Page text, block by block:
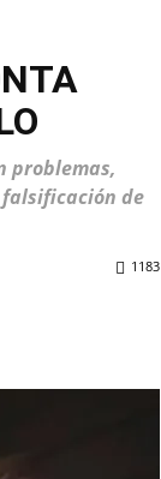
problemas,
de
1183